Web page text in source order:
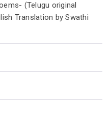
(Telugu original
Translation by Swathi